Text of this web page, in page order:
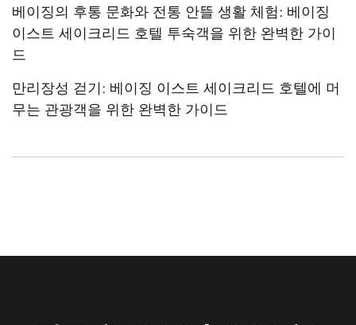
베이징의 후통 문화와 전통 안뜰 생활 체험: 베이징
이스트 세이크리드 호텔 투숙객을 위한 완벽한 가이
드
만리장성 걷기: 베이징 이스트 세이크리드 호텔에 머
무는 관광객을 위한 완벽한 가이드